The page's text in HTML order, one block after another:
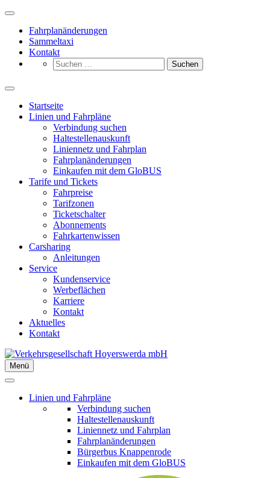
Zum
springenFahrplanänderungen
Sammeltaxi
Kontakt
Suchen
nach:
Startseite
Linien und Fahrpläne
Verbindung suchen
Haltestellenauskunft
Liniennetz und Fahrplan
Fahrplanänderungen
Einkaufen mit dem GloBUS
Tarife und Tickets
Fahrpreise
Tarifzonen
Ticketschalter
Abonnements
Fahrkartenwissen
Carsharing
Anleitungen
Service
Kundenservice
Werbeflächen
Karriere
Kontakt
Aktuelles
Kontakt
Menü
Linien und Fahrpläne
Verbindung suchen
Haltestellenauskunft
Liniennetz und Fahrplan
Fahrplanänderungen
Bürgerbus Knappenrode
Einkaufen mit dem GloBUS